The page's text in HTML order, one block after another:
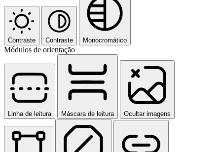
Contraste Contraste Monocromático
Módulos de orientação
Linha de leitura Máscara de leitura Ocultar imagens